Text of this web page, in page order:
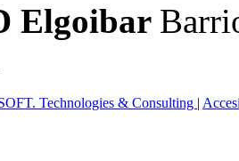
Elgoibar
Technologies & Consulting |